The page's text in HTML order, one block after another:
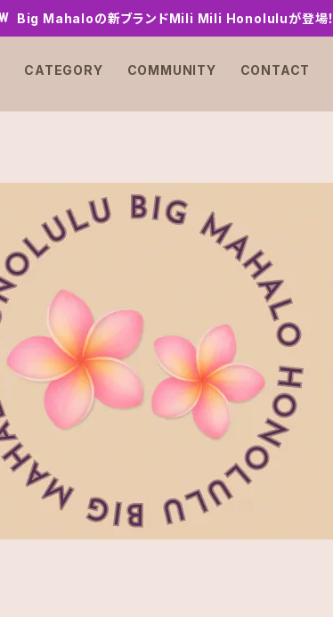
Big Mahaloの新ブランドMili Mili Honoluluが登場！
CATEGORY COMMUNITY CONTACT